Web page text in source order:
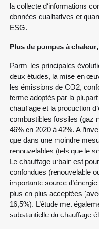
la collecte d‘informations
données qualitatives et
ESG.
Plus de pompes à
Parmi les principales
deux études, la mise en
les émissions de CO2,
terme adoptés par la
chauffage et la production
combustibles fossiles (gaz
46% en 2020 à 42%. A
que dans une moindre
renouvelables (tels que le
Le chauffage urbain est
confondues (renouvelable
importante source
plus en plus acceptées
16,5%). L’étude met
substantielle du chauffage